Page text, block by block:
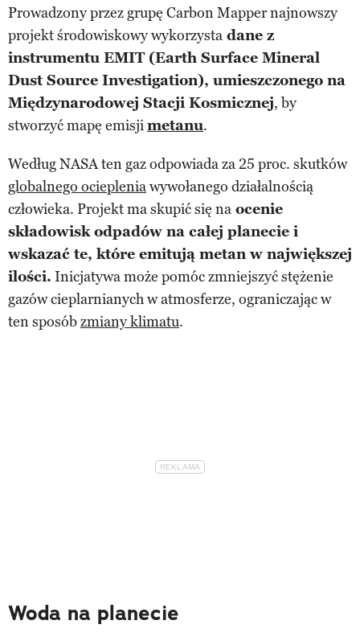
Prowadzony przez grupę Carbon Mapper najnowszy
projekt środowiskowy wykorzysta dane z
instrumentu EMIT (Earth Surface Mineral
Dust Source Investigation), umieszczonego na
Międzynarodowej Stacji Kosmicznej, by
stworzyć mapę emisjimetanu.
Według NASA ten gaz odpowiada za 25 proc. skutków
globalnego ociepleniawywołanego działalnością
człowieka. Projekt ma skupić się na ocenie
składowisk odpadów na całej planecie i
wskazać te, które emitują metan w największej
ilości. Inicjatywa może pomóc zmniejszyć stężenie
gazów cieplarnianych w atmosferze, ograniczając w
ten sposóbzmiany klimatu.
Woda na planecie